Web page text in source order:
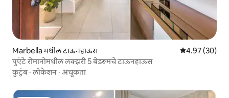
Marbella मधील टाऊनहाऊस 5 पैकी 4.97
4.97 (30)
पुएंटे रोमानोमधील लक्झरी 5 बेडरूमचे टाऊनहाऊस
कुटुंब·लोकेशन · अचूकता